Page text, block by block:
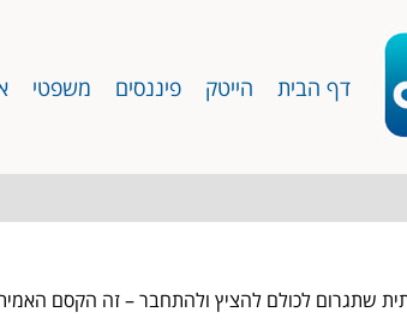
דף הבית הייטק פיננסים משפטי
שתגרום לכולם להציץ ולהתחבר – זה הקסם